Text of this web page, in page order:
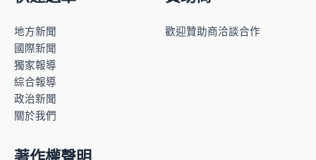
地方新聞
國際新聞
獨家報導
綜合報導
政治新聞
關於我們
歡迎贊助商洽談合作
著作權聲明